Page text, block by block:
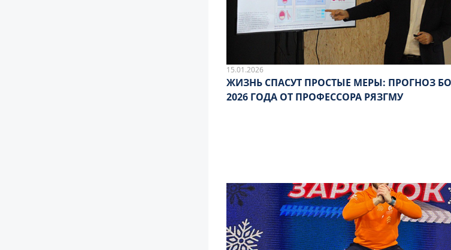
15.01.2026
ЖИЗНЬ СПАСУТ ПРОСТЫЕ МЕРЫ: ПРОГНОЗ
2026 ГОДА ОТ ПРОФЕССОРА РЯЗГМУ